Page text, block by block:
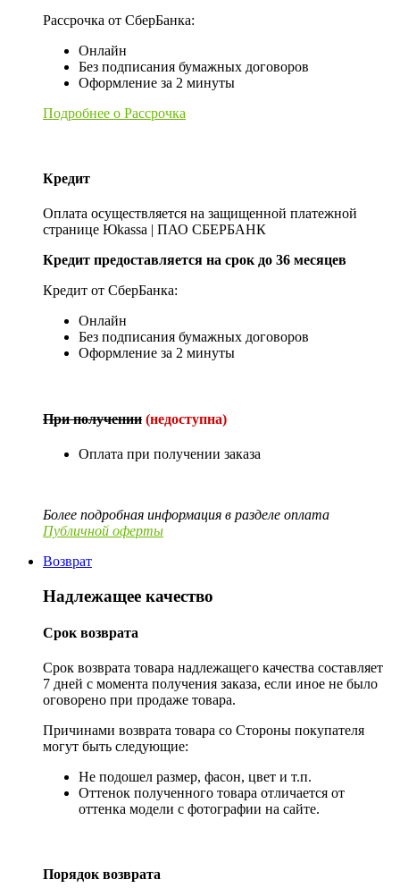
Рассрочка от СберБанка:
Онлайн
Без подписания бумажных договоров
Оформление за 2 минуты
Подробнее о Рассрочка
Кредит
Оплата осуществляется на защищенной платежной
странице Юkassa | ПАО СБЕРБАНК
Кредит предоставляется на срок до 36 месяцев
Кредит от СберБанка:
Онлайн
Без подписания бумажных договоров
Оформление за 2 минуты
При получении (недоступна)
Оплата при получении заказа
Более подробная информация в разделе оплата
Публичной оферты
Возврат
Надлежащее качество
Срок возврата
Срок возврата товара надлежащего качества составляет
7 дней с момента получения заказа, если иное не было
оговорено при продаже товара.
Причинами возврата товара со Стороны покупателя
могут быть следующие:
Не подошел размер, фасон, цвет и т.п.
Оттенок полученного товара отличается от
оттенка модели с фотографии на сайте.
Порядок возврата